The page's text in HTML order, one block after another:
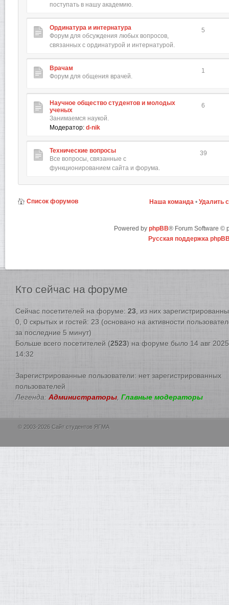
поступать в нашу академию.
Ординатура и интернатура
Форум для обсуждения любых вопросов,
связанных с ординатурой и интернатурой.
5
Врачам
Форум для общения врачей.
1
Научное общество студентов и молодых
ученых
Занимаемся наукой.
Модератор: d-nik
6
Технические вопросы
Все вопросы, связанные с
функционированием сайта и форума.
39
Список форумов Наша команда • Удалить
Powered by phpBB® Forum Software ©
Русская поддержка
Кто сейчас на форуме
Сейчас посетителей на форуме: 23 , из них
0, 0 скрытых и гостей: 23 (основано на активности
за последние 5 минут)
Больше всего посетителей (2523) на форуме было 14 авг
14:32
Зарегистрированные пользователи: нет зарегистрированных
пользователей
Легенда: Администраторы Главные модераторы
© 2003-2026 Сайт студентов ЯГМА